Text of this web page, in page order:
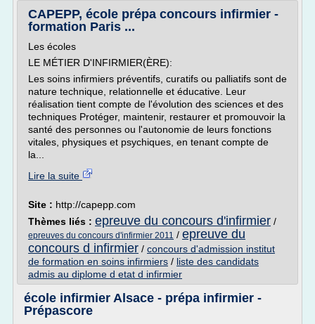
CAPEPP, école prépa concours infirmier -
formation Paris ...
Les écoles
LE MÉTIER D'INFIRMIER(ÈRE):
Les soins infirmiers préventifs, curatifs ou palliatifs sont de
nature technique, relationnelle et éducative. Leur
réalisation tient compte de l'évolution des sciences et des
techniques Protéger, maintenir, restaurer et promouvoir la
santé des personnes ou l'autonomie de leurs fonctions
vitales, physiques et psychiques, en tenant compte de
la...
Lire la suite
Site : http://capepp.com
Thèmes liés : epreuve du concours d'infirmier /
epreuves du concours d'infirmier 2011 / epreuve du
concours d infirmier / concours d'admission institut
de formation en soins infirmiers / liste des candidats
admis au diplome d etat d infirmier
école infirmier Alsace - prépa infirmier -
Prépascore